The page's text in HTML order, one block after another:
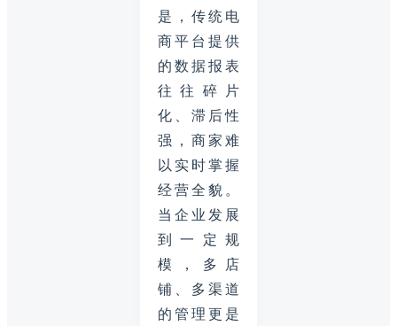
是，传统电
商平台提供
的数据报表
往往碎片
化、滞后性
强，商家难
以实时掌握
经营全貌。
当企业发展
到一定规
模，多店
铺、多渠道
的管理更是